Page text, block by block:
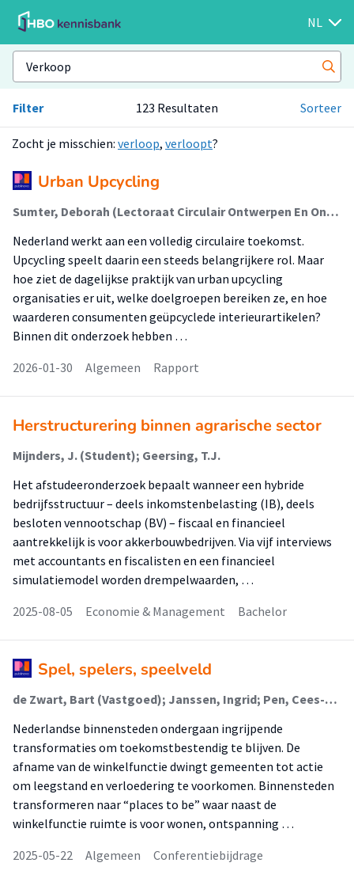
NL
Filter 123 Resultaten Sorteer
Zocht je misschien: verloop, verloopt?
Urban Upcycling
Sumter, Deborah (Lectoraat Circulair Ontwerpen En Ondernemen); Hofmans, Christel (Lectoraat Circulair Ontwerpen En Ondernemen); Oskam, Inge (Lectoraat Circulair Ontwerpen En Ondernemen); Promes, Eva (Lectoraat Circulair Ontwerpen En Ondernemen); Snäll, Bente (Lectoraat Circulair Ontwerpen En Ondernemen)
Nederland werkt aan een volledig circulaire toekomst.
Upcycling speelt daarin een steeds belangrijkere rol. Maar
hoe ziet de dagelijkse praktijk van urban upcycling
organisaties er uit, welke doelgroepen bereiken ze, en hoe
waarderen consumenten geüpcyclede interieurartikelen?
Binnen dit onderzoek hebben …
2026-01-30
Algemeen Rapport
Herstructurering binnen agrarische sector
Mijnders, J. (Student); Geersing, T.J.
Het afstudeeronderzoek bepaalt wanneer een hybride
bedrijfsstructuur – deels inkomstenbelasting (IB), deels
besloten vennootschap (BV) – fiscaal en financieel
aantrekkelijk is voor akkerbouwbedrijven. Via vijf interviews
met accountants en fiscalisten en een financieel
simulatiemodel worden drempelwaarden, …
2025-08-05
Economie & Management Bachelor
Spel, spelers, speelveld
de Zwart, Bart (Vastgoed); Janssen, Ingrid; Pen, Cees-Jan; ter Beek, Herbert; Bouma, Geiske; Custers, Lieve; Dooghe, David; de Zwart, Bart
Nederlandse binnensteden ondergaan ingrijpende
transformaties om toekomstbestendig te blijven. De
afname van de winkelfunctie dwingt gemeenten tot actie
om leegstand en verloedering te voorkomen. Binnensteden
transformeren naar “places to be” waar naast de
winkelfunctie ruimte is voor wonen, ontspanning …
2025-05-22
Algemeen Conferentiebijdrage